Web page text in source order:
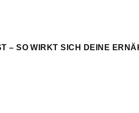
– SO WIRKT SICH DEINE